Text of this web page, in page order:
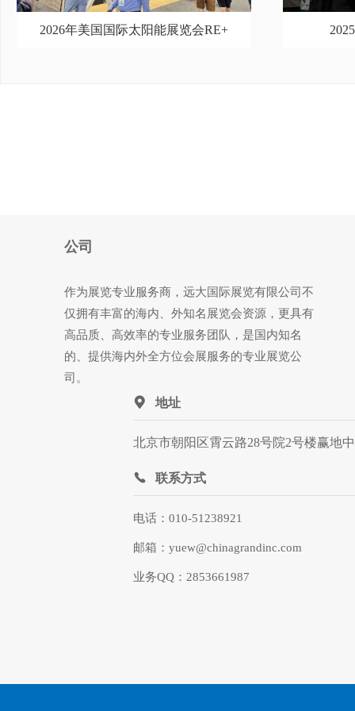
2026年美国国际太阳能展览会RE+
公司
作为展览专业服务商，远大国际展览有限公司不
仅拥有丰富的海内、外知名展览会资源，更具有
高品质、高效率的专业服务团队，是国内知名
的、提供海内外全方位会展服务的专业展览公
司。
地址
北京市朝阳区霄云路28号院2号楼赢地
联系方式
电话：010-51238921
邮箱：yuew@chinagrandinc.com
业务QQ：2853661987